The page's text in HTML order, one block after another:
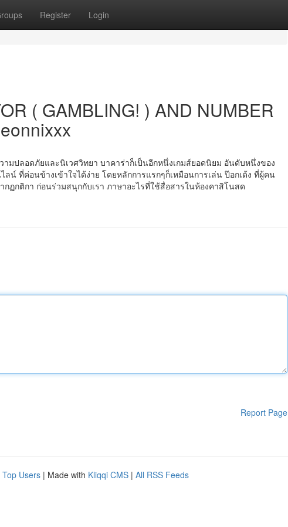
Register Login
( GAMBLING! ) AND NUMBER
มปลอดภัยและนิเวศวิทยา บาคาร่าก็เป็นอีกหนึ่งเกมส์ยอดนิยม อันดับหนึ่งของ
น์ ที่ค่อนข้างเข้าใจได้ง่าย โดยหลักการแรกๆก็เหมือนการเล่น ป๊อกเด้ง ที่ผู้คน
ฏกติกา ก่อนร่วมสนุกกับเรา ภาษาอะไรที่ใช้สื่อสารในห้องคาสิโนสด
Report Page
Top Users | Made with Kliqqi CMS | All RSS Feeds